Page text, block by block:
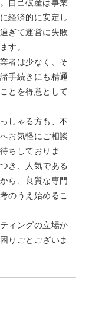
自己破産は事業
経済的に安定し
ぎて運営に失敗
す。
者は少なく、そ
手続きにも精通
とを得意として
しゃる方も、不
お気軽にご相談
ちしておりま
き、人気である
ら、良質な専門
のうえ始めるこ
ィングの立場か
りごとございま